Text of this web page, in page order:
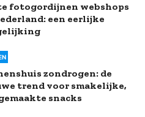
fotogordijnen webshops
een eerlijke
zondrogen: de
trend voor smakelijke,
snacks